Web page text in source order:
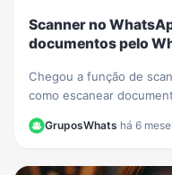
Scanner no
documentos pelo
Chegou a função de
como escanear
GruposWhats·há 6